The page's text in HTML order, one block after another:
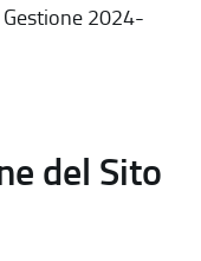
2024-
del Sito